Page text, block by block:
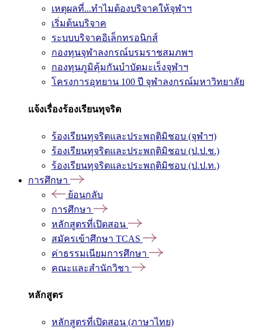
เหตุผลที่...ทำไมต้องบริจาคให้จุฬาฯ
เริ่มต้นบริจาค
ระบบบริจาคอิเล็กทรอนิกส์
กองทุนจุฬาลงกรณ์บรมราชสมภพฯ
กองทุนภูมิคุ้มกันบำบัดมะเร็งจุฬาฯ
โครงการอุทยาน 100 ปี จุฬาลงกรณ์มหาวิทยาลัย
แจ้งเรื่องร้องเรียนทุจริต
ร้องเรียนทุจริตและประพฤติมิชอบ (จุฬาฯ)
ร้องเรียนทุจริตและประพฤติมิชอบ (ป.ป.ช.)
ร้องเรียนทุจริตและประพฤติมิชอบ (ป.ป.ท.)
การศึกษา
ย้อนกลับ
การศึกษา
หลักสูตรที่เปิดสอน
สมัครเข้าศึกษา TCAS
ค่าธรรมเนียมการศึกษา
คณะและสำนักวิชา
หลักสูตร
หลักสูตรที่เปิดสอน (ภาษาไทย)